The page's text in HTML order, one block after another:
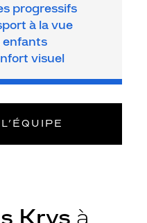
progressifs
à la vue
enfants
visuel
Krys à